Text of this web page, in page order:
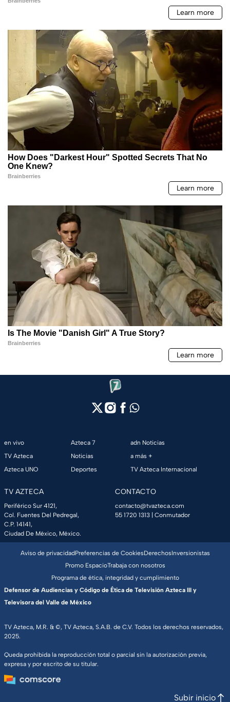
en vivo
TV Azteca
Azteca UNO
Azteca 7
Noticias
Deportes
adn Noticias
a más +
TV Azteca Internacional
TV AZTECA
Periférico Sur 4121,
Col. Fuentes Del Pedregal,
C.P. 14141,
Ciudad De México, México.
CONTACTO
contacto@tvazteca.com
55 1720 1313 | Conmutador
TV Azteca, M.R. & ©, TV Azteca, S.A.B. de C.V. Todos los derechos reservados,
2025.
Queda prohibida la reproducción total o parcial sin la autorización previa,
expresa y por escrito de su titular.
Aviso de privacidadPreferencias de CookiesDerechosInversionistas
Promo EspacioTrabaja con nosotros
Programa de ética, integridad y cumplimiento
Defensor de Audiencias y Código de Ética de Televisión Azteca III y
Televisora del Valle de México
Subir inicio